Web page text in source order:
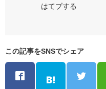
この記事をSNSでシェア